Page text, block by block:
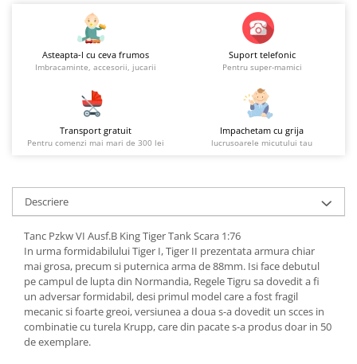
Asteapta-l cu ceva frumos
Imbracaminte, accesorii, jucarii
Suport telefonic
Pentru super-mamici
Transport gratuit
Pentru comenzi mai mari de 300 lei
Impachetam cu grija
lucrusoarele micutului tau
Descriere
Tanc Pzkw VI Ausf.B King Tiger Tank Scara 1:76
In urma formidabilului Tiger I, Tiger II prezentata armura chiar
mai grosa, precum si puternica arma de 88mm. Isi face debutul
pe campul de lupta din Normandia, Regele Tigru sa dovedit a fi
un adversar formidabil, desi primul model care a fost fragil
mecanic si foarte greoi, versiunea a doua s-a dovedit un scces in
combinatie cu turela Krupp, care din pacate s-a produs doar in 50
de exemplare.